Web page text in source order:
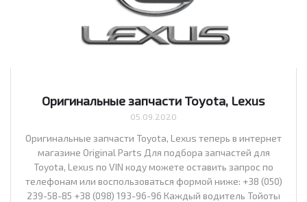
Оригинальные запчасти Toyota, Lexus
05.09.2020
Оригинальные запчасти Toyota, Lexus теперь в интернет
магазине Original Parts Для подбора запчастей для
Toyota, Lexus по VIN коду можете оставить запрос по
телефонам или воспользоваться формой ниже: +38 (050)
239-58-85 +38 (098) 193-96-96 Каждый водитель Тойоты